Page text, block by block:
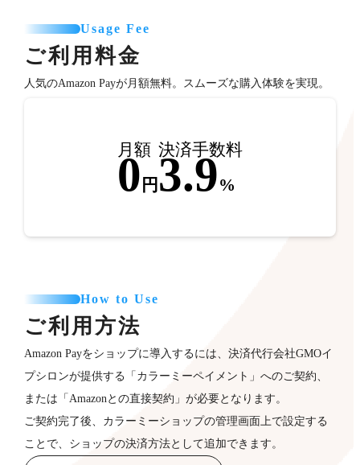
Usage Fee
ご利用料金
人気のAmazon Payが月額無料。スムーズな購入体験を実現。
月額
0円
決済手数料
3.9%
How to Use
ご利用方法
Amazon Payをショップに導入するには、決済代行会社GMOイ
プシロンが提供する「カラーミーペイメント」へのご契約、
または「Amazonとの直接契約」が必要となります。
ご契約完了後、カラーミーショップの管理画面上で設定する
ことで、ショップの決済方法として追加できます。